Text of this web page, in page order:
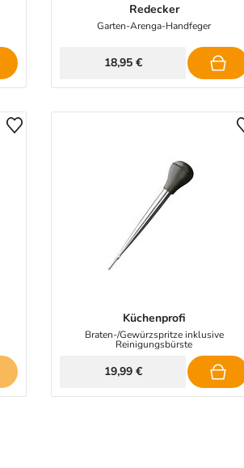
Redecker
Garten-Arenga-Handfeger
18,95 €
Küchenprofi
Braten-/Gewürzspritze inklusive
Reinigungsbürste
19,99 €